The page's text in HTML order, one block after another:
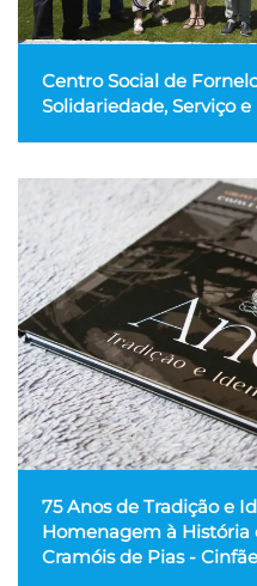
Centro Social de
Solidariedade, Serviço
75 Anos de Tradição e
Homenagem à História
Cramóis de Pias -